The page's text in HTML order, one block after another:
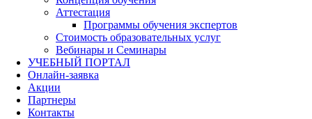
Аттестация
Программы обучения экспертов
Стоимость образовательных услуг
Вебинары и Семинары
УЧЕБНЫЙ ПОРТАЛ
Онлайн-заявка
Акции
Партнеры
Контакты